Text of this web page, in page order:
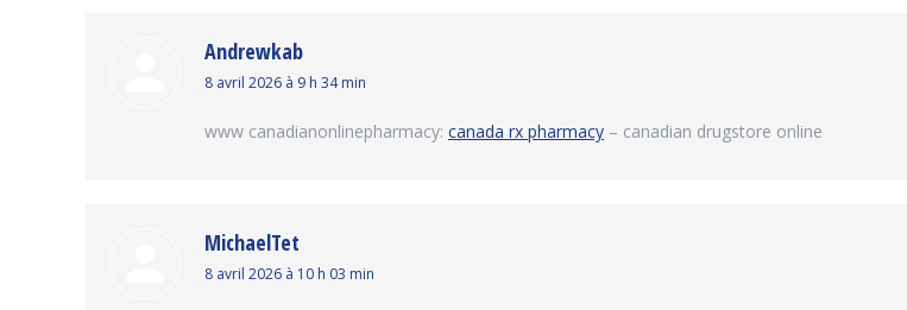
Andrewkab
dit
8 avril 2026 à 9 h 34 min
www canadianonlinepharmacy: canada rx pharmacy – canadian drugstore online
MichaelTet
dit
8 avril 2026 à 10 h 03 min